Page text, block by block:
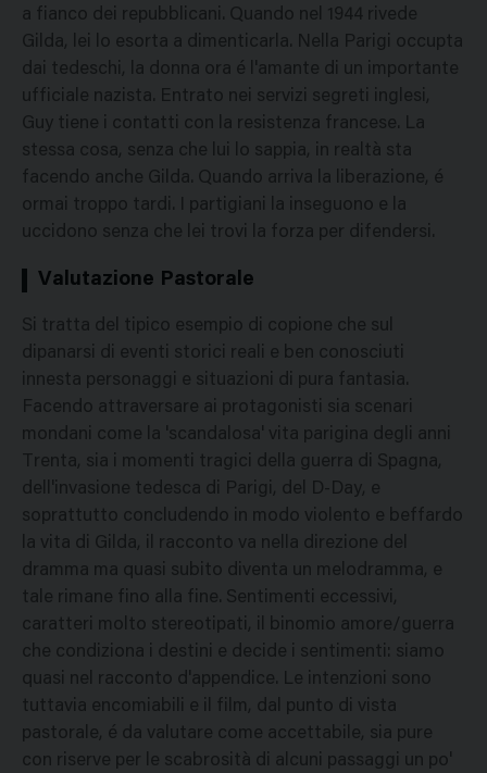
a fianco dei repubblicani. Quando nel 1944 rivede
Gilda, lei lo esorta a dimenticarla. Nella Parigi occupta
dai tedeschi, la donna ora é l'amante di un importante
ufficiale nazista. Entrato nei servizi segreti inglesi,
Guy tiene i contatti con la resistenza francese. La
stessa cosa, senza che lui lo sappia, in realtà sta
facendo anche Gilda. Quando arriva la liberazione, é
ormai troppo tardi. I partigiani la inseguono e la
uccidono senza che lei trovi la forza per difendersi.
Valutazione Pastorale
Si tratta del tipico esempio di copione che sul
dipanarsi di eventi storici reali e ben conosciuti
innesta personaggi e situazioni di pura fantasia.
Facendo attraversare ai protagonisti sia scenari
mondani come la 'scandalosa' vita parigina degli anni
Trenta, sia i momenti tragici della guerra di Spagna,
dell'invasione tedesca di Parigi, del D-Day, e
soprattutto concludendo in modo violento e beffardo
la vita di Gilda, il racconto va nella direzione del
dramma ma quasi subito diventa un melodramma, e
tale rimane fino alla fine. Sentimenti eccessivi,
caratteri molto stereotipati, il binomio amore/guerra
che condiziona i destini e decide i sentimenti: siamo
quasi nel racconto d'appendice. Le intenzioni sono
tuttavia encomiabili e il film, dal punto di vista
pastorale, é da valutare come accettabile, sia pure
con riserve per le scabrosità di alcuni passaggi un po'